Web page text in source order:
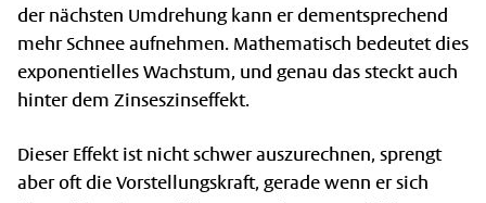
der nächsten Umdrehung kann er dementsprechend
mehr Schnee aufnehmen. Mathematisch bedeutet dies
exponentielles Wachstum, und genau das steckt auch
hinter dem Zinseszinseffekt.
Dieser Effekt ist nicht schwer auszurechnen, sprengt
aber oft die Vorstellungskraft, gerade wenn er sich